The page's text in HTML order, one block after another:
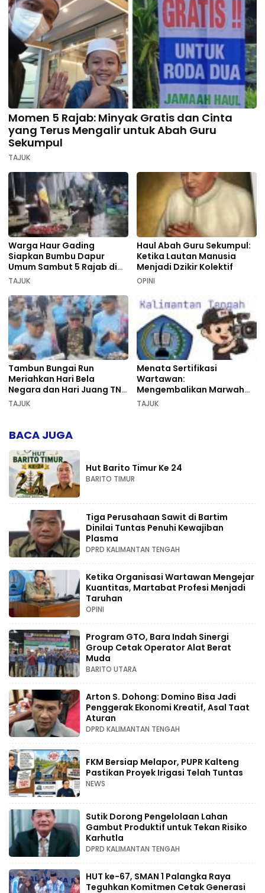
Momen 5 Rajab: Minyak Gratis dan Cinta
yang Terus Mengalir untuk Abah Guru
Sekumpul
TAJUK
Warga Haur Gading
Siapkan Bumbu Dapur
Umum Sambut 5 Rajab di
Sekumpul
TAJUK
Haul Abah Guru Sekumpul:
Ketika Lautan Manusia
Menjadi Dzikir Kolektif
OPINI
Tambun Bungai Run
Meriahkan Hari Bela
Negara dan Hari Juang TNI
AD di Palangka Raya
TAJUK
Menata Sertifikasi
Wartawan:
Mengembalikan Marwah
Pers dan Keadilan
TAJUK
BACA JUGA
Hut Barito Timur Ke 24
BARITO TIMUR
Tiga Perusahaan Sawit di Bartim
Dinilai Tuntas Penuhi Kewajiban
Plasma
DPRD KALIMANTAN TENGAH
Ketika Organisasi Wartawan Mengejar
Kuantitas, Martabat Profesi Menjadi
Taruhan
OPINI
Program GTO, Bara Indah Sinergi
Group Cetak Operator Alat Berat
Muda
BARITO UTARA
Arton S. Dohong: Domino Bisa Jadi
Penggerak Ekonomi Kreatif, Asal Taat
Aturan
DPRD KALIMANTAN TENGAH
FKM Bersiap Melapor, PUPR Kalteng
Pastikan Proyek Irigasi Telah Tuntas
NEWS
Sutik Dorong Pengelolaan Lahan
Gambut Produktif untuk Tekan Risiko
Karhutla
DPRD KALIMANTAN TENGAH
HUT ke-67, SMAN 1 Palangka Raya
Teguhkan Komitmen Cetak Generasi